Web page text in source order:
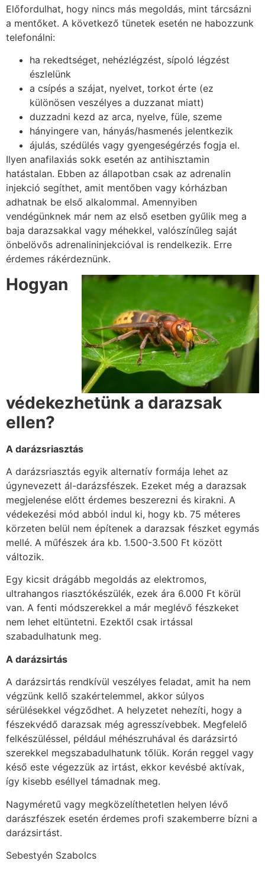
Előfordulhat, hogy nincs más megoldás, mint tárcsázni
a mentőket. A következő tünetek esetén ne habozzunk
telefonálni:
ha rekedtséget, nehézlégzést, sípoló légzést
észlelünk
a csípés a szájat, nyelvet, torkot érte (ez
különösen veszélyes a duzzanat miatt)
duzzadni kezd az arca, nyelve, füle, szeme
hányingere van, hányás/hasmenés jelentkezik
ájulás, szédülés vagy gyengeségérzés fogja el.
Ilyen anafilaxiás sokk esetén az antihisztamin
hatástalan. Ebben az állapotban csak az adrenalin
injekció segíthet, amit mentőben vagy kórházban
adhatnak be első alkalommal. Amennyiben
vendégünknek már nem az első esetben gyűlik meg a
baja darazsakkal vagy méhekkel, valószínűleg saját
önbelövős adrenalininjekcióval is rendelkezik. Erre
érdemes rákérdeznünk.
Hogyan
védekezhetünk a darazsak
ellen?
A darázsriasztás
A darázsriasztás egyik alternatív formája lehet az
úgynevezett ál-darázsfészek. Ezeket még a darazsak
megjelenése előtt érdemes beszerezni és kirakni. A
védekezési mód abból indul ki, hogy kb. 75 méteres
körzeten belül nem építenek a darazsak fészket egymás
mellé. A műfészek ára kb. 1.500-3.500 Ft között
változik.
Egy kicsit drágább megoldás az elektromos,
ultrahangos riasztókészülék, ezek ára 6.000 Ft körül
van. A fenti módszerekkel a már meglévő fészkeket
nem lehet eltüntetni. Ezektől csak irtással
szabadulhatunk meg.
A darázsirtás
A darázsirtás rendkívül veszélyes feladat, amit ha nem
végzünk kellő szakértelemmel, akkor súlyos
sérülésekkel végződhet. A helyzetet nehezíti, hogy a
fészekvédő darazsak még agresszívebbek. Megfelelő
felkészüléssel, például méhészruhával és darázsirtó
szerekkel megszabadulhatunk tőlük. Korán reggel vagy
késő este végezzük az irtást, ekkor kevésbé aktívak,
így kisebb eséllyel támadnak meg.
Nagyméretű vagy megközelíthetetlen helyen lévő
darászfészek esetén érdemes profi szakemberre bízni a
darázsirtást.
Sebestyén Szabolcs